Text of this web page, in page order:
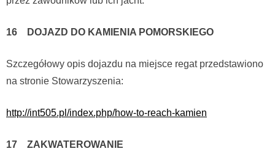
16 DOJAZD DO KAMIENIA POMORSKIEGO
Szczegółowy opis dojazdu na miejsce regat przedstawiono
na stronie Stowarzyszenia:
http://int505.pl/index.php/how-to-reach-kamien
17 ZAKWATEROWANIE